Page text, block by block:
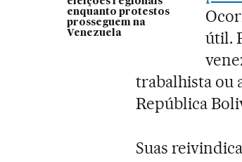
enquanto protestos
prosseguem na
Venezuela
útil.
trabalhista ou
República
Suas